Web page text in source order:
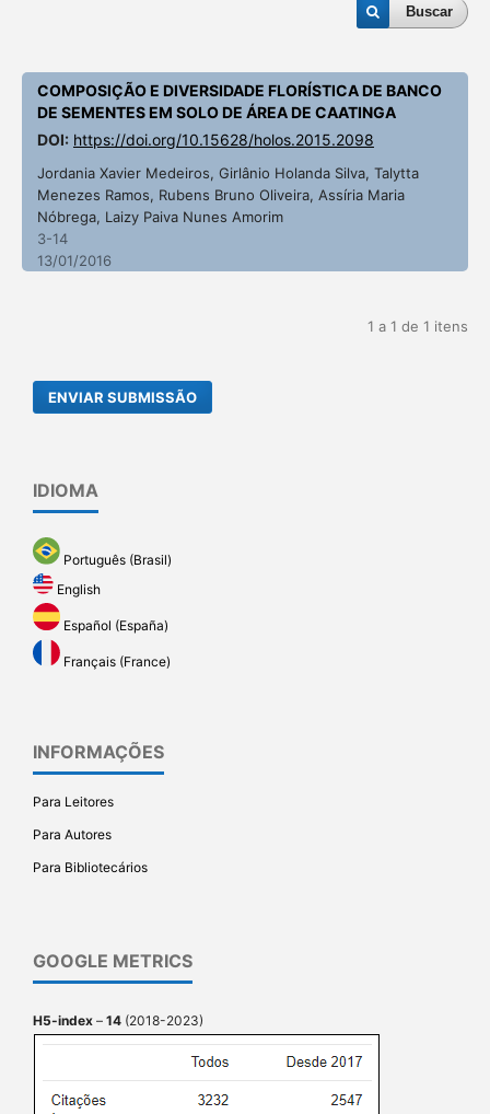
Buscar
COMPOSIÇÃO E DIVERSIDADE FLORÍSTICA DE BANCO
DE SEMENTES EM SOLO DE ÁREA DE CAATINGA
DOI: https://doi.org/10.15628/holos.2015.2098
Jordania Xavier Medeiros, Girlânio Holanda Silva, Talytta
Menezes Ramos, Rubens Bruno Oliveira, Assíria Maria
Nóbrega, Laizy Paiva Nunes Amorim
3-14
13/01/2016
1 a 1 de 1 itens
ENVIAR SUBMISSÃO
IDIOMA
Português (Brasil)
English
Español (España)
Français (France)
INFORMAÇÕES
Para Leitores
Para Autores
Para Bibliotecários
GOOGLE METRICS
H5-index – 14 (2018-2023)